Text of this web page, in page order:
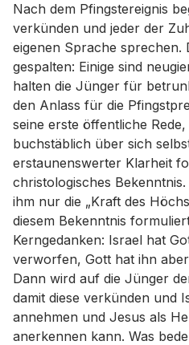
Nach dem Pfingstereignis
verkünden und jeder der
eigenen Sprache sprechen.
gespalten: Einige sind
halten die Jünger für
den Anlass für die
seine erste öffentliche
buchstäblich über sich
erstaunenswerter Klarheit
christologisches
ihm nur die „Kraft des
diesem Bekenntnis
Kerngedanken: Israel hat
verworfen, Gott hat ihn
Dann wird auf die Jünger
damit diese verkünden und
annehmen und Jesus als
anerkennen kann. Was